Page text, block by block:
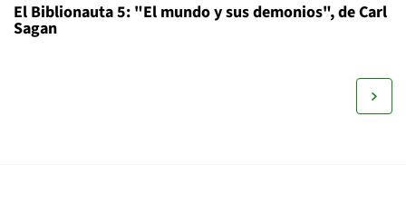
El Biblionauta 5: "El mundo y sus demonios", de Carl
Sagan